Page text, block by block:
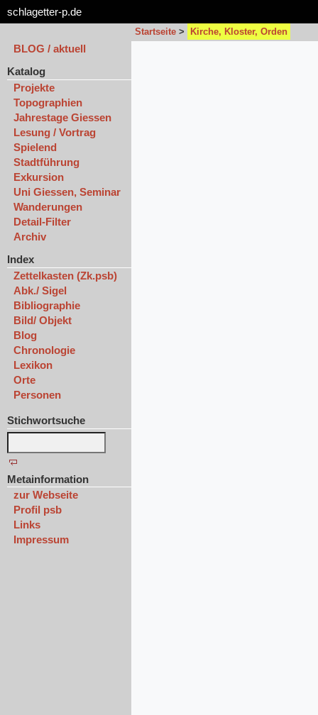
schlagetter-p.de
Startseite > Kirche, Kloster, Orden
BLOG / aktuell
Katalog
Projekte
Topographien
Jahrestage Giessen
Lesung / Vortrag
Spielend
Stadtführung
Exkursion
Uni Giessen, Seminar
Wanderungen
Detail-Filter
Archiv
Index
Zettelkasten (Zk.psb)
Abk./ Sigel
Bibliographie
Bild/ Objekt
Blog
Chronologie
Lexikon
Orte
Personen
Stichwortsuche
Metainformation
zur Webseite
Profil psb
Links
Impressum